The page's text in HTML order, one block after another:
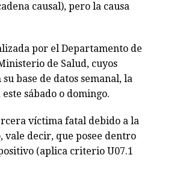
causal), pero la causa
por el Departamento de
de Salud, cuyos
base de datos semanal, la
sábado o domingo.
víctima fatal debido a la
vale decir, que posee dentro
(aplica criterio U07.1